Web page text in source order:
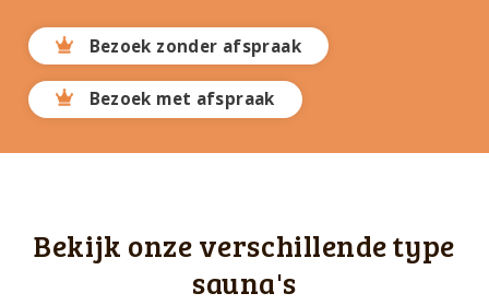
Bezoek zonder afspraak
Bezoek met afspraak
Bekijk onze verschillende type
sauna's